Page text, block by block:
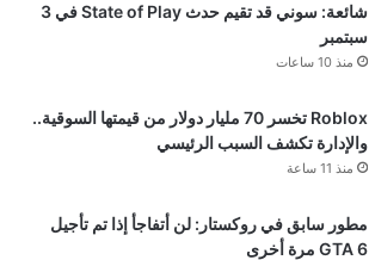
شائعة: سوني قد تقيم حدث State of Play في 3
سبتمبر
منذ 10 ساعات
Roblox تخسر 70 مليار دولار من قيمتها السوقية..
والإدارة تكشف السبب الرئيسي
منذ 11 ساعة
مطور سابق في روكستار: لن أتفاجأ إذا تم تأجيل
GTA 6 مرة أخرى